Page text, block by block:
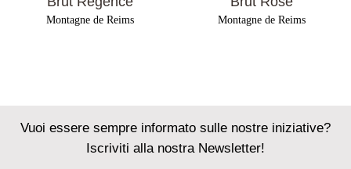
Montagne de Reims Montagne de Reims
Vuoi essere sempre informato sulle nostre iniziative?
Iscriviti alla nostra Newsletter!